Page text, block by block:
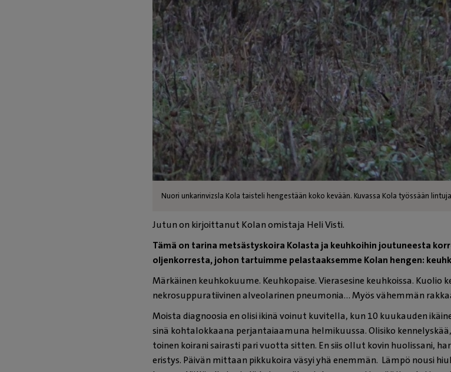
Nuori unkarinvizsla Kola taisteli hengestään koko kevään. Kuvassa Kola työssään
Jutun on kirjoittanut Kolan omistaja Heli Visti.
Tämä on tarina metsästyskoira Kolasta ja keuhkoihin joutuneesta
oljenkorresta, johon tartuimme pelastaaksemme Kolan hengen:
Märkäinen keuhkokuume. Keuhkopaise. Vierasesine keuhkoissa. Kuolio
nekrosuppuratiivinen alveolarinen pneumonia… Myös vähemmän
Moista diagnoosia en olisi ikinä voinut kuvitella, kun 10 kuukauden
sinä kohtalokkaana perjantaiaamuna helmikuussa. Olisiko
toinen koirani sairasti pari vuotta sitten. En siis ollut kovin huolissani,
eristys. Päivän mittaan pikkukoira väsyi yhä enemmän. Lämpö nousi